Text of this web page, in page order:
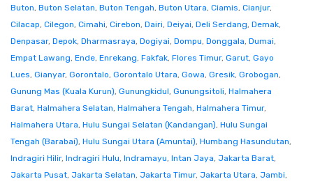
Buton, Buton Selatan, Buton Tengah, Buton Utara, Ciamis, Cianjur,
Cilacap, Cilegon, Cimahi, Cirebon, Dairi, Deiyai, Deli Serdang, Demak,
Denpasar, Depok, Dharmasraya, Dogiyai, Dompu, Donggala, Dumai,
Empat Lawang, Ende, Enrekang, Fakfak, Flores Timur, Garut, Gayo
Lues, Gianyar, Gorontalo, Gorontalo Utara, Gowa, Gresik, Grobogan,
Gunung Mas (Kuala Kurun), Gunungkidul, Gunungsitoli, Halmahera
Barat, Halmahera Selatan, Halmahera Tengah, Halmahera Timur,
Halmahera Utara, Hulu Sungai Selatan (Kandangan), Hulu Sungai
Tengah (Barabai), Hulu Sungai Utara (Amuntai), Humbang Hasundutan,
Indragiri Hilir, Indragiri Hulu, Indramayu, Intan Jaya, Jakarta Barat,
Jakarta Pusat, Jakarta Selatan, Jakarta Timur, Jakarta Utara, Jambi,